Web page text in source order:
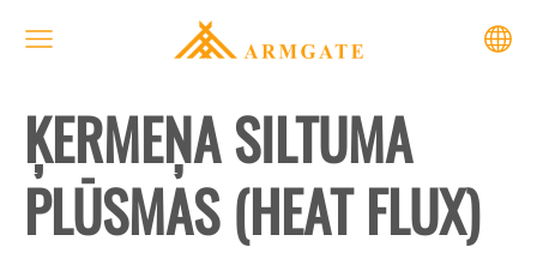
ĶERMEŅA SILTUMA
PLŪSMAS (HEAT FLUX)